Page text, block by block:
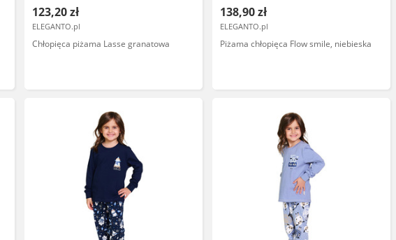
123,20 zł
ELEGANTO.pl
Chłopięca piżama Lasse granatowa
138,90 zł
ELEGANTO.pl
Piżama chłopięca Flow smile, niebieska